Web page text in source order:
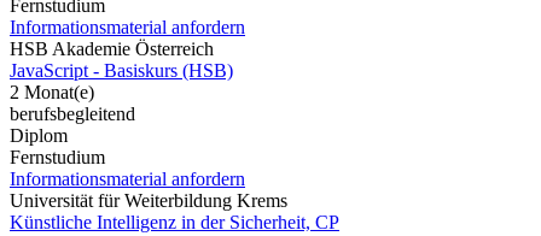
Fernstudium
Informationsmaterial anfordern
HSB Akademie Österreich
JavaScript - Basiskurs (HSB)
2 Monat(e)
berufsbegleitend
Diplom
Fernstudium
Informationsmaterial anfordern
Universität für Weiterbildung Krems
Künstliche Intelligenz in der Sicherheit, CP